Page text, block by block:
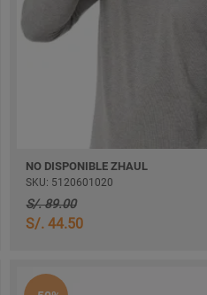
NO DISPONIBLE ZHAUL
SKU: 5120601020
S/. 89.00
S/. 44.50